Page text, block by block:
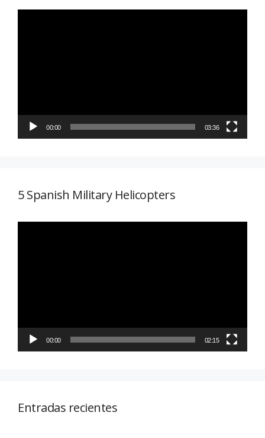
00:00 03:36
5 Spanish Military Helicopters
00:00 02:15
Entradas recientes